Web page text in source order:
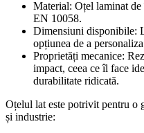
Material: Oțel laminat
EN 10058.
Dimensiuni disponibile:
opțiunea de a
Proprietăți mecanice:
impact, ceea ce îl face
durabilitate ridicată.
Oțelul lat este potrivit pentru o
și industrie: